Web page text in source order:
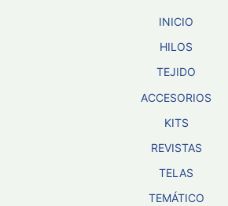
INICIO
HILOS
TEJIDO
ACCESORIOS
KITS
REVISTAS
TELAS
TEMÁTICO